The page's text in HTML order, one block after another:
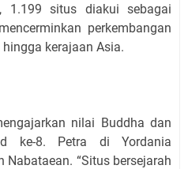
1.199 situs diakui sebagai
perkembangan
kerajaan Asia.
nilai Buddha dan
ke-8. Petra di Yordania
Nabataean. “Situs bersejarah